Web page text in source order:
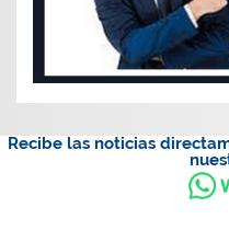
Recibe las noticias